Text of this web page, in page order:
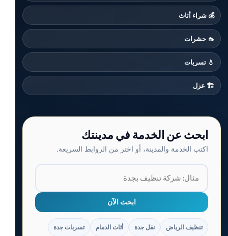
💰 شراء أثاث
🦟 حشرات
💧 تسربات
🏗️ عزل
ابحث عن الخدمة في مدينتك
اكتب الخدمة والمدينة، أو اختر من الروابط السريعة.
ابحث الآن
تنظيف الرياض نقل جدة أثاث الدمام تسربات جدة